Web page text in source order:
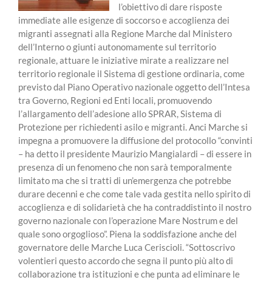
l’obiettivo di dare risposte
immediate alle esigenze di soccorso e accoglienza dei
migranti assegnati alla Regione Marche dal Ministero
dell’Interno o giunti autonomamente sul territorio
regionale, attuare le iniziative mirate a realizzare nel
territorio regionale il Sistema di gestione ordinaria, come
previsto dal Piano Operativo nazionale oggetto dell’Intesa
tra Governo, Regioni ed Enti locali, promuovendo
l’allargamento dell’adesione allo SPRAR, Sistema di
Protezione per richiedenti asilo e migranti. Anci Marche si
impegna a promuovere la diffusione del protocollo “convinti
– ha detto il presidente Maurizio Mangialardi – di essere in
presenza di un fenomeno che non sarà temporalmente
limitato ma che si tratti di un’emergenza che potrebbe
durare decenni e che come tale vada gestita nello spirito di
accoglienza e di solidarietà che ha contraddistinto il nostro
governo nazionale con l’operazione Mare Nostrum e del
quale sono orgoglioso”. Piena la soddisfazione anche del
governatore delle Marche Luca Ceriscioli. “Sottoscrivo
volentieri questo accordo che segna il punto più alto di
collaborazione tra istituzioni e che punta ad eliminare le